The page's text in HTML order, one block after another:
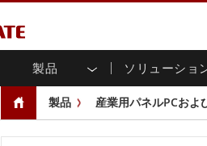
製品 ソリューショ
企業モビリティコンピュータ
頑丈なノートパソコン
堅牢タブレットコントローラー
堅牢なロボットコントローラ
農業
会社概要
保証
マーケティングポータル
新製品情報
展示会・イベント
製品 産業用パネルPCおよ